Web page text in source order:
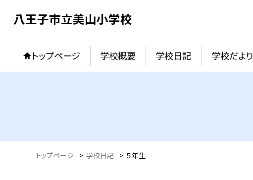
八王子市立美山小学校
トップページ 学校概要 学校日記 学校だより
トップページ > 学校日記 > ５年生